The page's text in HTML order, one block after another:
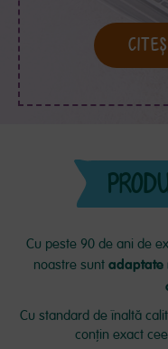
Cu peste 90 de ani de
noastre sunt adaptate
Cu standard de înaltă
conțin exact